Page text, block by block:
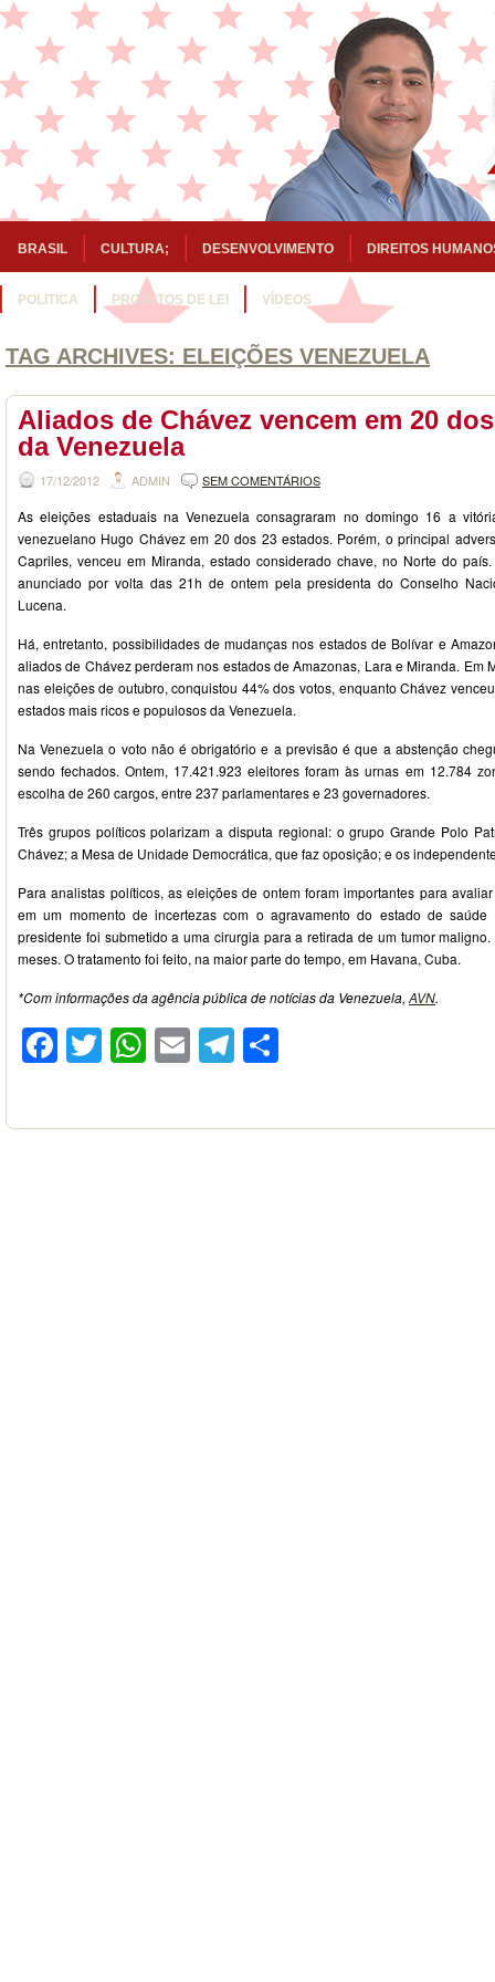
BRASIL CULTURA; DESENVOLVIMENTO DIREITOS
POLITICA PROJETOS DE LEI VÍDEOS
TAG ARCHIVES: ELEIÇÕES VENEZUELA
Aliados de Chávez vencem em 20
da Venezuela
17/12/2012 ADMIN SEM COMENTÁRIOS
As eleições estaduais na Venezuela consagraram no domingo 16 a
venezuelano Hugo Chávez em 20 dos 23 estados. Porém, o principal
Capriles, venceu em Miranda, estado considerado chave, no Norte do
anunciado por volta das 21h de ontem pela presidenta do Conselho
Lucena.
Há, entretanto, possibilidades de mudanças nos estados de Bolívar e
aliados de Chávez perderam nos estados de Amazonas, Lara e Miranda. Em
nas eleições de outubro, conquistou 44% dos votos, enquanto Chávez
estados mais ricos e populosos da Venezuela.
Na Venezuela o voto não é obrigatório e a previsão é que a abstenção
sendo fechados. Ontem, 17.421.923 eleitores foram às urnas em 12.784
escolha de 260 cargos, entre 237 parlamentares e 23 governadores.
Três grupos políticos polarizam a disputa regional: o grupo Grande Polo
Chávez; a Mesa de Unidade Democrática, que faz oposição; e os
Para analistas políticos, as eleições de ontem foram importantes para
em um momento de incertezas com o agravamento do estado de
presidente foi submetido a uma cirurgia para a retirada de um tumor
meses. O tratamento foi feito, na maior parte do tempo, em Havana, Cuba.
*Com informações da agência pública de notícias da Venezuela, AVN.
Facebook
Twitter
WhatsApp
EmailTelegram